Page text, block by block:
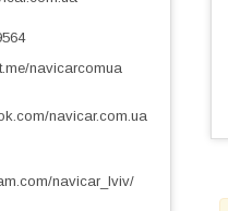
navicarcomua
navicar.com.ua
navicar_lviv/